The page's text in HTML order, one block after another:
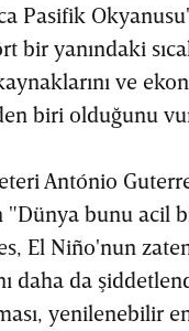
Pasifik
bir yanındaki
ve
biri olduğunu
António
bunu acil
El Niño'nun
daha da
yenilenebilir